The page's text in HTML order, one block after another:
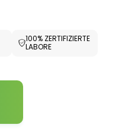
100% ZERTIFIZIERTE
LABORE